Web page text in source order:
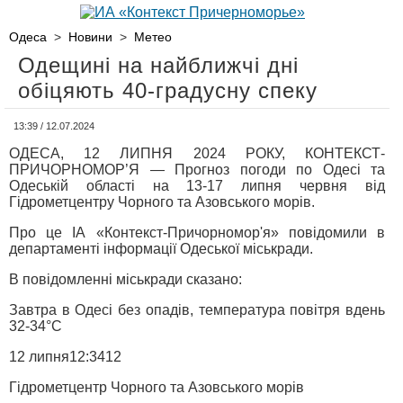
Одеса > Новини > Метео
Одещині на найближчі дні
обіцяють 40-градусну спеку
13:39 / 12.07.2024
ОДЕСА, 12 ЛИПНЯ 2024 РОКУ, КОНТЕКСТ-
ПРИЧОРНОМОР’Я — Прогноз погоди по Одесі та
Одеській області на 13-17 липня червня від
Гідрометцентру Чорного та Азовського морів.
Про це ІА «Контекст-Причорномор'я» повідомили в
департаменті інформації Одеської міськради.
В повідомленні міськради сказано:
Завтра в Одесі без опадів, температура повітря вдень
32-34°С
12 липня12:3412
Гідрометцентр Чорного та Азовського морів